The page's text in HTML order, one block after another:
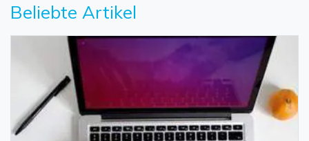
Beliebte Artikel